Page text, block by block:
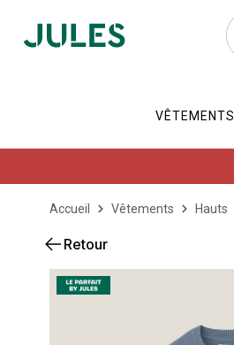
VÊTEMENTS
Accueil Vêtements Hauts
Retour